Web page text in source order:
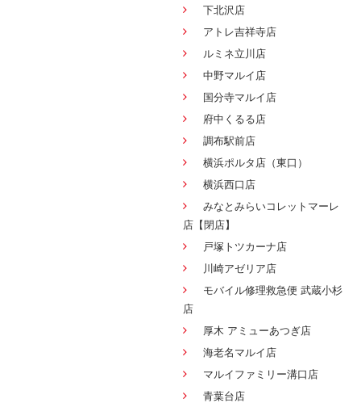
下北沢店
アトレ吉祥寺店
ルミネ立川店
中野マルイ店
国分寺マルイ店
府中くるる店
調布駅前店
横浜ポルタ店（東口）
横浜西口店
みなとみらいコレットマーレ
店【閉店】
戸塚トツカーナ店
川崎アゼリア店
モバイル修理救急便 武蔵小杉
店
厚木 アミューあつぎ店
海老名マルイ店
マルイファミリー溝口店
青葉台店